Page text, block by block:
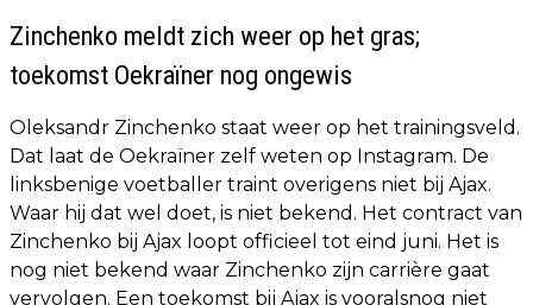
Zinchenko meldt zich weer op het gras;
toekomst Oekraïner nog ongewis
Oleksandr Zinchenko staat weer op het trainingsveld.
Dat laat de Oekraïner zelf weten op Instagram. De
linksbenige voetballer traint overigens niet bij Ajax.
Waar hij dat wel doet, is niet bekend. Het contract van
Zinchenko bij Ajax loopt officieel tot eind juni. Het is
nog niet bekend waar Zinchenko zijn carrière gaat
vervolgen. Een toekomst bij Ajax is vooralsnog niet